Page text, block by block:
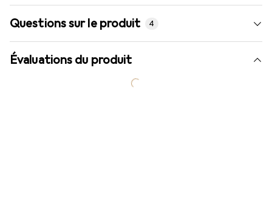
Questions sur le produit 4
Évaluations du produit